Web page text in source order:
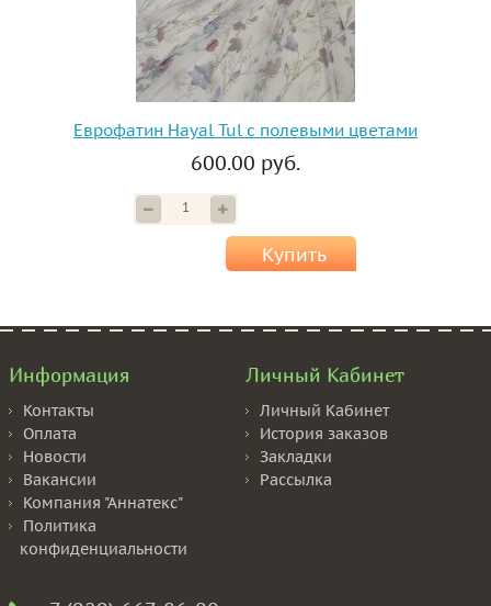
Еврофатин Hayal Tul с полевыми цветами
600.00 руб.
Купить
Информация
Контакты
Оплата
Новости
Вакансии
Компания "Аннатекс"
Политика
конфиденциальности
Личный Кабинет
Личный Кабинет
История заказов
Закладки
Рассылка